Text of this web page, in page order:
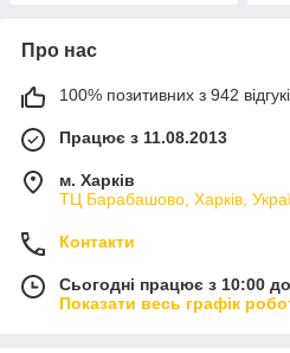
Про нас
100% позитивних з 942
Працює з 11.08.2013
м. Харків
ТЦ Барабашово, Харків,
Контакти
Сьогодні працює з 10:00
Показати весь графік